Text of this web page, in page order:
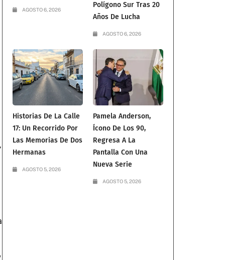
AGOSTO 6, 2026
Polígono Sur Tras 20
Años De Lucha
AGOSTO 6, 2026
Historias De La Calle
17: Un Recorrido Por
Las Memorias De Dos
Hermanas
AGOSTO 5, 2026
Pamela Anderson,
Ícono De Los 90,
Regresa A La
Pantalla Con Una
Nueva Serie
AGOSTO 5, 2026